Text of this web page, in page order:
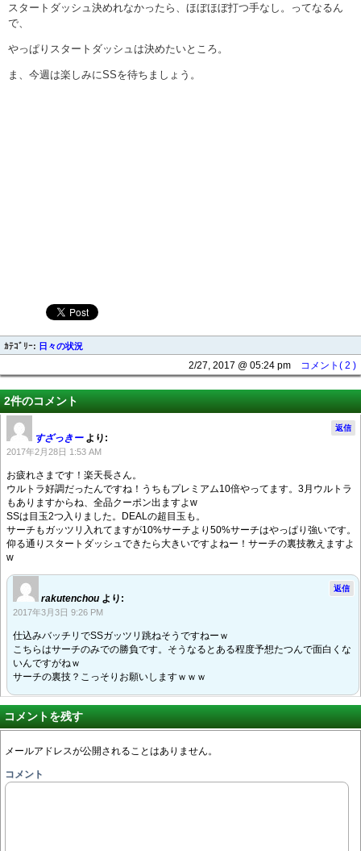
スタートダッシュ決めれなかったら、ほぼほぼ打つ手なし。ってなるん
で、
やっぱりスタートダッシュは決めたいところ。
ま、今週は楽しみにSSを待ちましょう。
ｶﾃｺﾞﾘｰ: 日々の状況
2/27, 2017 @ 05:24 pm コメント( 2 )
2件のコメント
すざっきー より:
2017年2月28日 1:53 AM
お疲れさまです！楽天長さん。
ウルトラ好調だったんですね！うちもプレミアム10倍やってます。3月ウルトラ
もありますからね、全品クーポン出ますよw
SSは目玉2つ入りました。DEALの超目玉も。
サーチもガッツリ入れてますが10%サーチより50%サーチはやっぱり強いです。
仰る通りスタートダッシュできたら大きいですよねー！サーチの裏技教えますよ
w
返信
rakutenchou より:
2017年3月3日 9:26 PM
仕込みバッチリでSSガッツリ跳ねそうですねーｗ
こちらはサーチのみでの勝負です。そうなるとある程度予想たつんで面白くな
いんですがねｗ
サーチの裏技？こっそりお願いしますｗｗｗ
返信
コメントを残す
メールアドレスが公開されることはありません。
コメント